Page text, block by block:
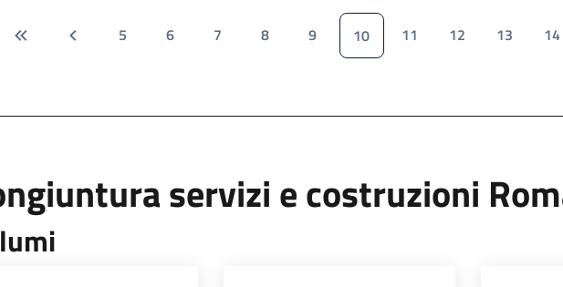
5 6 7 8 9 10 11 12 13 14
servizi e costruzioni